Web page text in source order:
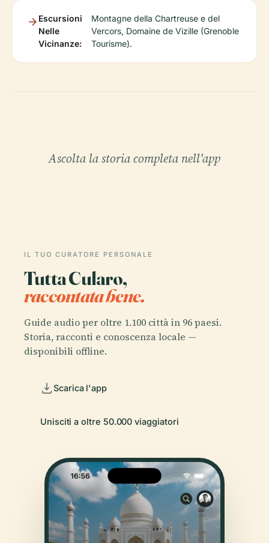
Escursioni
Nelle
Vicinanze:
Montagne della Chartreuse e del
Vercors, Domaine de Vizille (Grenoble
Tourisme).
Ascolta la storia completa nell'app
IL TUO CURATORE PERSONALE
Tutta Cularo,
raccontata bene.
Guide audio per oltre 1.100 città in 96 paesi.
Storia, racconti e conoscenza locale —
disponibili offline.
Scarica l'app
Unisciti a oltre 50.000 viaggiatori